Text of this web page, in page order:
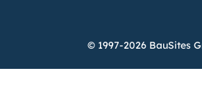
© 1997-2026 BauSites